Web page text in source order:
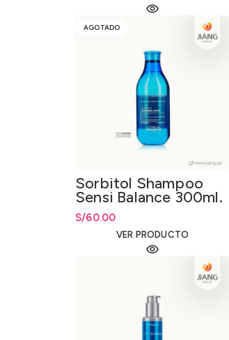
AGOTADO
Sorbitol Shampoo
Sensi Balance 300ml.
S/60.00
VER PRODUCTO